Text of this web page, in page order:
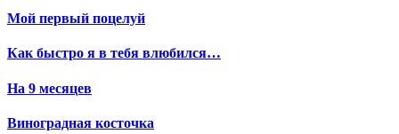
Мой первый поцелуй
Как быстро я в тебя влюбился…
На 9 месяцев
Виноградная косточка